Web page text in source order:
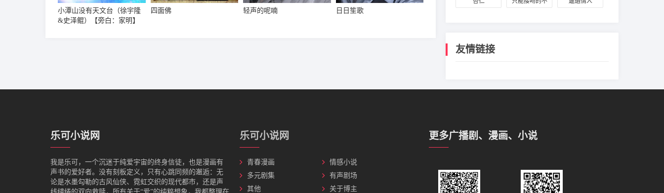
小潭山没有天文台（徐宇隆
&史泽鲲）【旁白：家明】
四面佛 轻声的呢喃 日日笙歌
友情链接
乐可小说网
我是‌乐可，一个沉迷于纯爱宇宙的终身信徒，也是漫画有
声书的爱好者。没有刻板定义，只有心跳同频的邂逅：无
论是水墨勾勒的古风仙侠、霓虹交织的现代都市，还是声
乐可小说网
青春漫画
情感小说
多元剧集
有声剧场
其他
关于博主
更多广播剧、漫画、小说